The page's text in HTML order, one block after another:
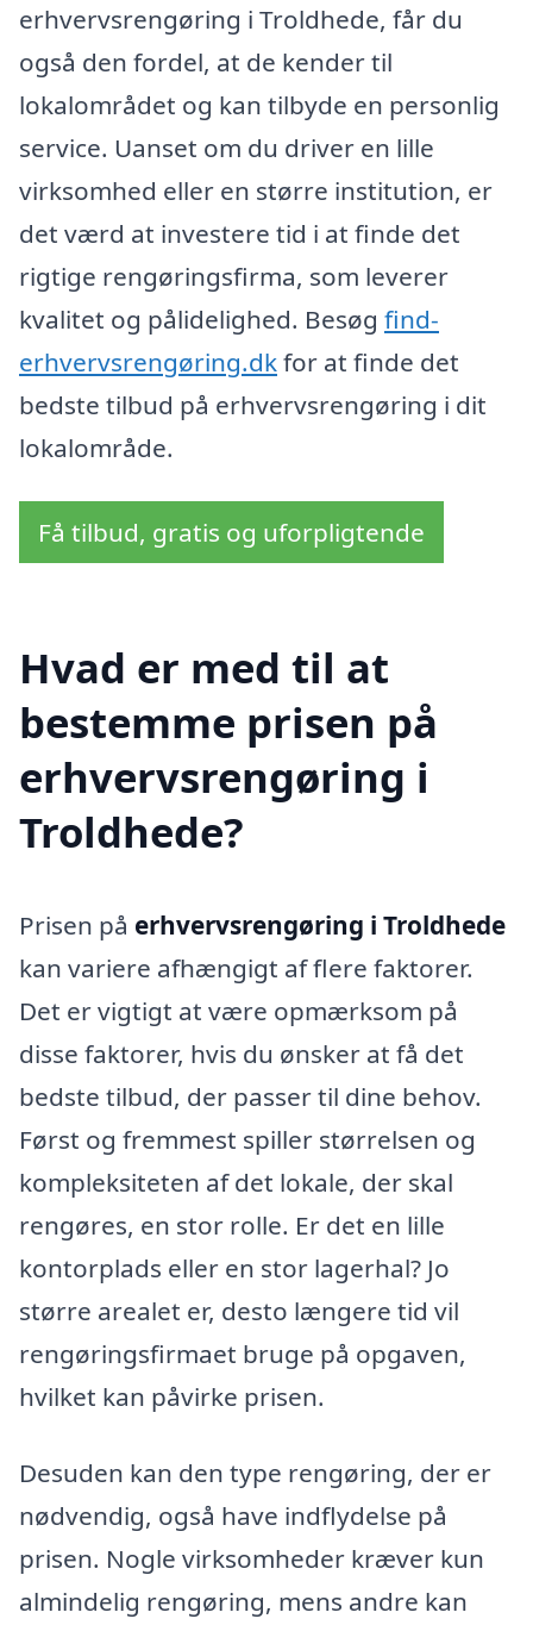
erhvervsrengøring i Troldhede, får du
også den fordel, at de kender til
lokalområdet og kan tilbyde en personlig
service. Uanset om du driver en lille
virksomhed eller en større institution, er
det værd at investere tid i at finde det
rigtige rengøringsfirma, som leverer
kvalitet og pålidelighed. Besøg find-
erhvervsrengøring.dkfor at finde det
bedste tilbud på erhvervsrengøring i dit
lokalområde.
Få tilbud, gratis og uforpligtende
Hvad er med til at
bestemme prisen på
erhvervsrengøring i
Troldhede?
Prisen på erhvervsrengøring i Troldhede
kan variere afhængigt af flere faktorer.
Det er vigtigt at være opmærksom på
disse faktorer, hvis du ønsker at få det
bedste tilbud, der passer til dine behov.
Først og fremmest spiller størrelsen og
kompleksiteten af det lokale, der skal
rengøres, en stor rolle. Er det en lille
kontorplads eller en stor lagerhal? Jo
større arealet er, desto længere tid vil
rengøringsfirmaet bruge på opgaven,
hvilket kan påvirke prisen.
Desuden kan den type rengøring, der er
nødvendig, også have indflydelse på
prisen. Nogle virksomheder kræver kun
almindelig rengøring, mens andre kan